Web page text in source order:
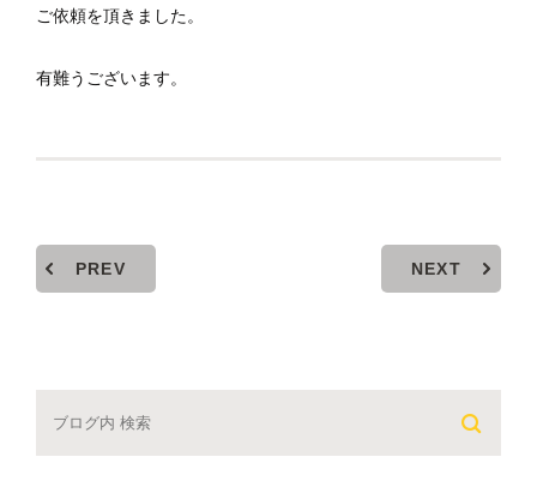
ご依頼を頂きました。
有難うございます。
PREV NEXT